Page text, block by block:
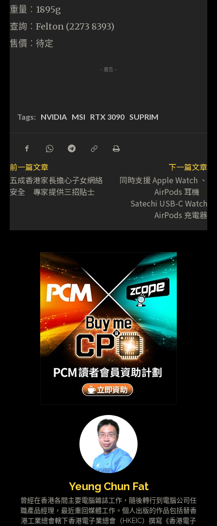
重量︰1895g
查詢︰Felton (2273 8393)
售價︰待定
- 廣告 -
Tags: NVIDIA MSI RTX 3090 SUPRIM
前一篇文章
五成香港家長擔心子女網絡
安全 專家提供三招貼士
下一篇文章
同時支援 Apple Watch 、
AirPods 耳機
Satechi USB-C Watch
AirPods 充電器
Yeung Chun Fat
曾經在香港各間主要電腦雜誌工作，隨後轉行到電腦公司任
職產品經理，最近重回媒體工作。個人出版的作品包括替香
港工業總會轄下香港電子業總會（HKEIC）撰寫《香港電子